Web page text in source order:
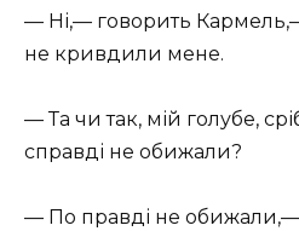
— Ні,— говорить
не кривдили мене.
— Та чи так, мій голубе,
справді не обижали?
— По правді не